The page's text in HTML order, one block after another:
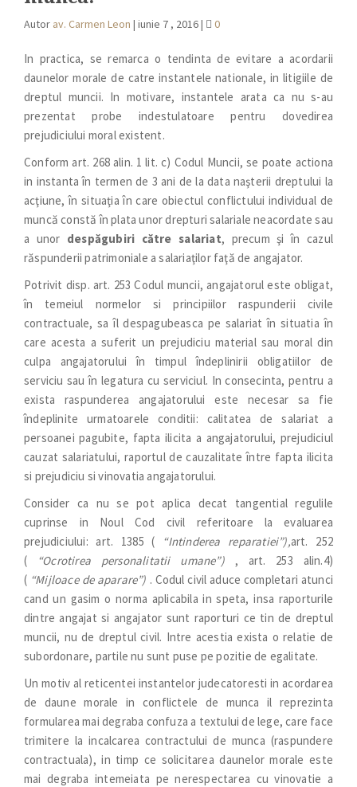
Autor av. Carmen Leon | iunie 7 , 2016| 0
In practica, se remarca o tendinta de evitare a acordarii
daunelor morale de catre instantele nationale, in litigiile de
dreptul muncii. In motivare, instantele arata ca nu s-au
prezentat probe indestulatoare pentru dovedirea
prejudiciului moral existent.
Conform art. 268 alin. 1 lit. c) Codul Muncii, se poate actiona
in instanta în termen de 3 ani de la data naşterii dreptului la
acţiune, în situaţia în care obiectul conflictului individual de
muncă constă în plata unor drepturi salariale neacordate sau
a unor despăgubiri către salariat, precum şi în cazul
răspunderii patrimoniale a salariaţilor faţă de angajator.
Potrivit disp. art. 253 Codul muncii, angajatorul este obligat,
în temeiul normelor si principiilor raspunderii civile
contractuale, sa îl despagubeasca pe salariat în situatia în
care acesta a suferit un prejudiciu material sau moral din
culpa angajatorului în timpul îndeplinirii obligatiilor de
serviciu sau în legatura cu serviciul. In consecinta, pentru a
exista raspunderea angajatorului este necesar sa fie
îndeplinite urmatoarele conditii: calitatea de salariat a
persoanei pagubite, fapta ilicita a angajatorului, prejudiciul
cauzat salariatului, raportul de cauzalitate între fapta ilicita
si prejudiciu si vinovatia angajatorului.
Consider ca nu se pot aplica decat tangential regulile
cuprinse in Noul Cod civil referitoare la evaluarea
prejudiciului: art. 1385 ( “Intinderea reparatiei”),art. 252
(
“Ocrotirea personalitatii umane”) , art. 253 alin.4)
( “Mijloace de aparare”) . Codul civil aduce completari atunci
cand un gasim o norma aplicabila in speta, insa raporturile
dintre angajat si angajator sunt raporturi ce tin de dreptul
muncii, nu de dreptul civil. Intre acestia exista o relatie de
subordonare, partile nu sunt puse pe pozitie de egalitate.
Un motiv al reticentei instantelor judecatoresti in acordarea
de daune morale in conflictele de munca il reprezinta
formularea mai degraba confuza a textului de lege, care face
trimitere la incalcarea contractului de munca (raspundere
contractuala), in timp ce solicitarea daunelor morale este
mai degraba intemeiata pe nerespectarea cu vinovatie a